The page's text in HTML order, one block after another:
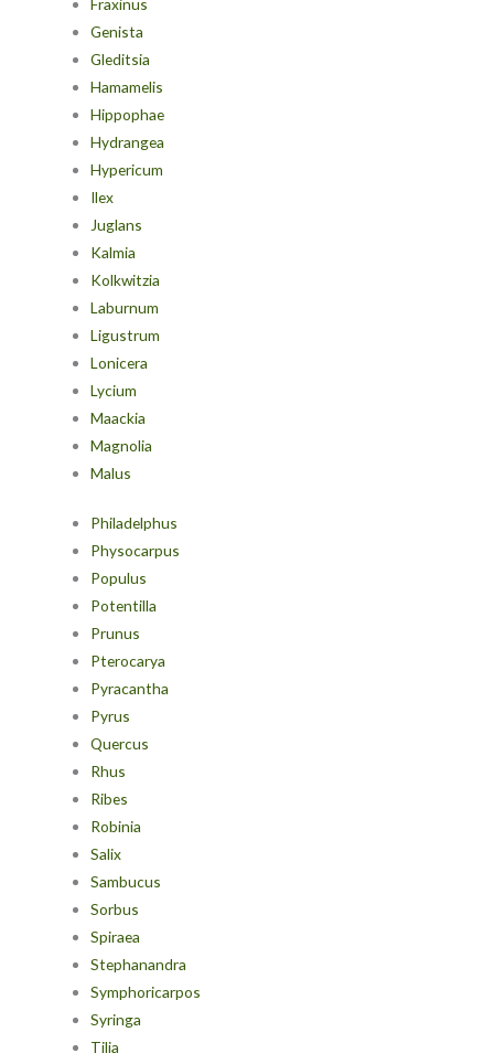
Genista
Gleditsia
Hamamelis
Hippophae
Hydrangea
Hypericum
Ilex
Juglans
Kalmia
Kolkwitzia
Laburnum
Ligustrum
Lonicera
Lycium
Maackia
Magnolia
Malus
Philadelphus
Physocarpus
Populus
Potentilla
Prunus
Pterocarya
Pyracantha
Pyrus
Quercus
Rhus
Ribes
Robinia
Salix
Sambucus
Sorbus
Spiraea
Stephanandra
Symphoricarpos
Syringa
Tilia